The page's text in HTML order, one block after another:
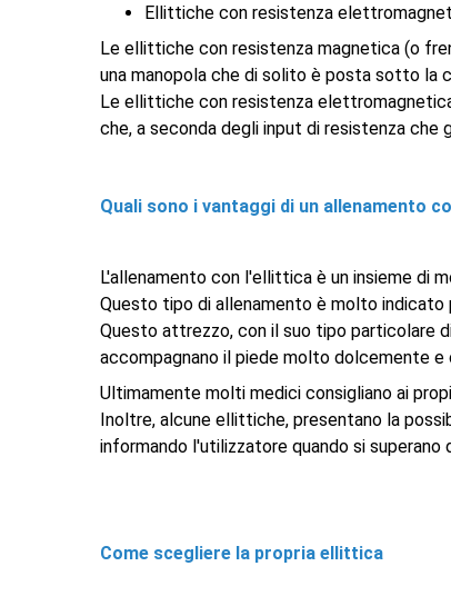
Ellittiche con resistenza
Le ellittiche con resistenza magnetica (o
una manopola che di solito è posta sotto la
Le ellittiche con resistenza
che, a seconda degli input di resistenza che
Quali sono i vantaggi di un allenamento
L'allenamento con l'ellittica è un insieme di
Questo tipo di allenamento è molto indicato
Questo attrezzo, con il suo tipo particolare
accompagnano il piede molto dolcemente e
Ultimamente molti medici consigliano ai
Inoltre, alcune ellittiche, presentano la
informando l'utilizzatore quando si
Come scegliere la propria ellittica